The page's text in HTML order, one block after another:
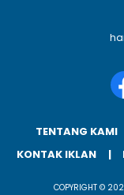
TENTANG KAMI
KONTAK IKLAN
COPYRIGHT ©